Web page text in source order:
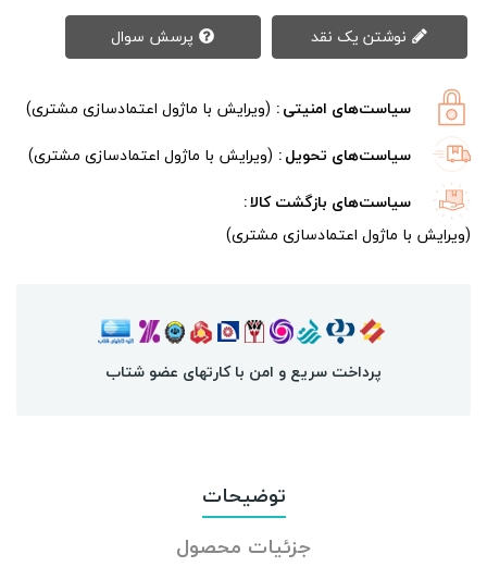
سیاست‌های امنیتی (ویرایش با ماژول اعتمادسازی مشتری)
سیاست‌های تحویل (ویرایش با ماژول اعتمادسازی مشتری)
سیاست‌های بازگشت کالا
(ویرایش با ماژول اعتمادسازی مشتری)
پرداخت سریع و امن با کارتهای عضو شتاب
توضیحات
جزئیات محصول